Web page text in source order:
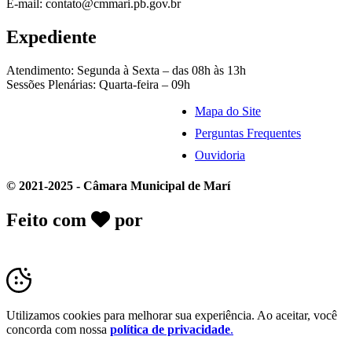
E-mail: contato@cmmari.pb.gov.br
Expediente
Atendimento: Segunda à Sexta – das 08h às 13h
Sessões Plenárias: Quarta-feira – 09h
Mapa do Site
Perguntas Frequentes
Ouvidoria
© 2021-2025 - Câmara Municipal de Marí
Feito com por
Utilizamos cookies para melhorar sua experiência. Ao aceitar, você
concorda com nossa política de privacidade.